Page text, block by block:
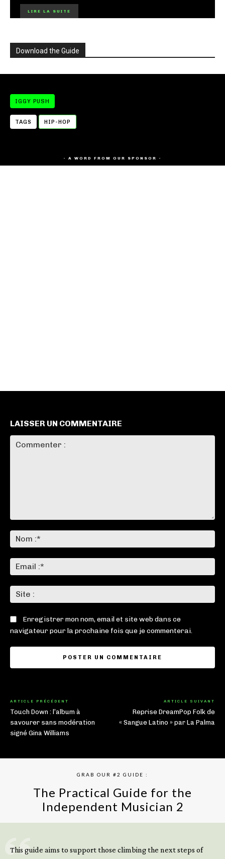
LIRE LA SUITE
Download the Guide
IGGY PUSH
TAGS HIP-HOP
- A WORD FROM OUR SPONSOR -
LAISSER UN COMMENTAIRE
:*
:*
:
Enregistrer mon nom, email et site web dans ce
navigateur pour la prochaine fois que je commenterai.
ARTICLE PRÉCÉDENT
Touch Down : l’album à
savourer sans modération
signé Gina Williams
ARTICLE SUIVANT
Reprise DreamPop Folk de
« Sangue Latino » par La Palma
GRAB OUR #2 GUIDE :
The Practical Guide for the
Independent Musician 2
This guide aims to support those climbing the next steps of